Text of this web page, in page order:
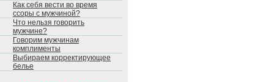
Как себя вести во время
ссоры с мужчиной?
Что нельзя говорить
мужчине?
Говорим мужчинам
комплименты
Выбираем корректирующее
белье